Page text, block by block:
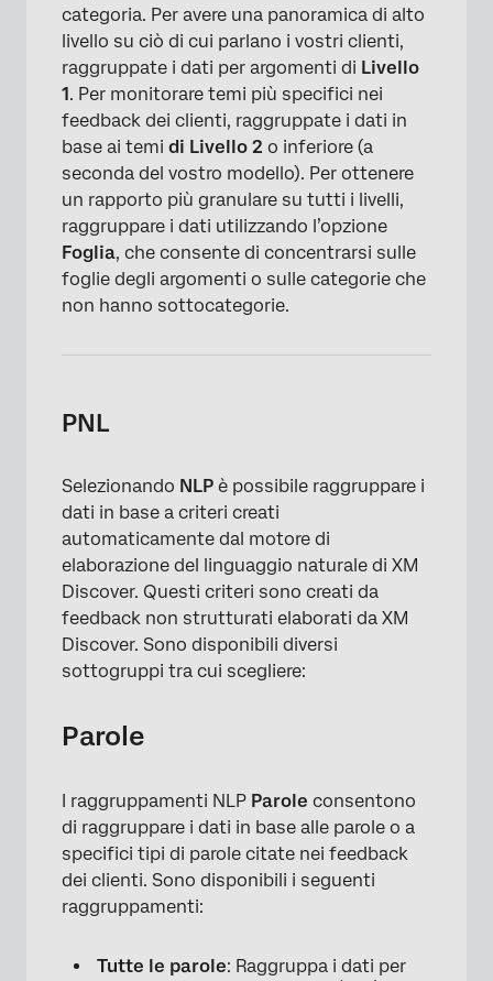
categoria. Per avere una panoramica di alto
livello su ciò di cui parlano i vostri clienti,
raggruppate i dati per argomenti di Livello
1. Per monitorare temi più specifici nei
feedback dei clienti, raggruppate i dati in
base ai temi di Livello 2 o inferiore (a
seconda del vostro modello). Per ottenere
un rapporto più granulare su tutti i livelli,
raggruppare i dati utilizzando l’opzione
Foglia, che consente di concentrarsi sulle
foglie degli argomenti o sulle categorie che
non hanno sottocategorie.
PNL
Selezionando NLP è possibile raggruppare i
dati in base a criteri creati
automaticamente dal motore di
elaborazione del linguaggio naturale di XM
Discover. Questi criteri sono creati da
feedback non strutturati elaborati da XM
Discover. Sono disponibili diversi
sottogruppi tra cui scegliere:
Parole
I raggruppamenti NLP Parole consentono
di raggruppare i dati in base alle parole o a
specifici tipi di parole citate nei feedback
dei clienti. Sono disponibili i seguenti
raggruppamenti:
Tutte le parole: Raggruppa i dati per